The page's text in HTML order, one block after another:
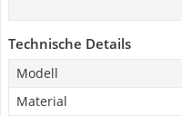
Technische Details
Modell
Material